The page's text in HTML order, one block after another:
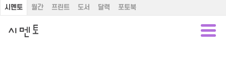
시멘토 월간 프린트 도서 달력 포토북